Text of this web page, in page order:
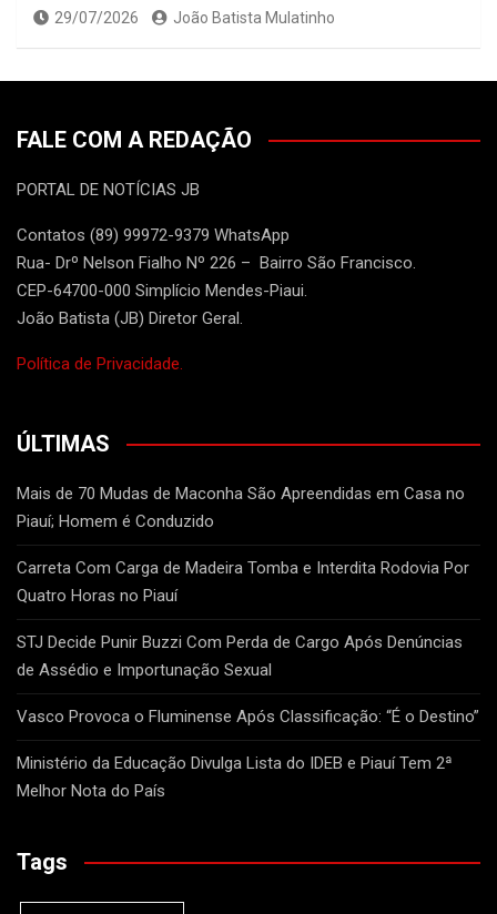
29/07/2026 João Batista Mulatinho
FALE COM A REDAÇÃO
PORTAL DE NOTÍCIAS JB
Contatos (89) 99972-9379 WhatsApp
Rua- Drº Nelson Fialho Nº 226 – Bairro São Francisco.
CEP-64700-000 Simplício Mendes-Piaui.
João Batista (JB) Diretor Geral.
Política de Privacidade.
ÚLTIMAS
Mais de 70 Mudas de Maconha São Apreendidas em Casa no
Piauí; Homem é Conduzido
Carreta Com Carga de Madeira Tomba e Interdita Rodovia Por
Quatro Horas no Piauí
STJ Decide Punir Buzzi Com Perda de Cargo Após Denúncias
de Assédio e Importunação Sexual
Vasco Provoca o Fluminense Após Classificação: “É o Destino”
Ministério da Educação Divulga Lista do IDEB e Piauí Tem 2ª
Melhor Nota do País
Tags